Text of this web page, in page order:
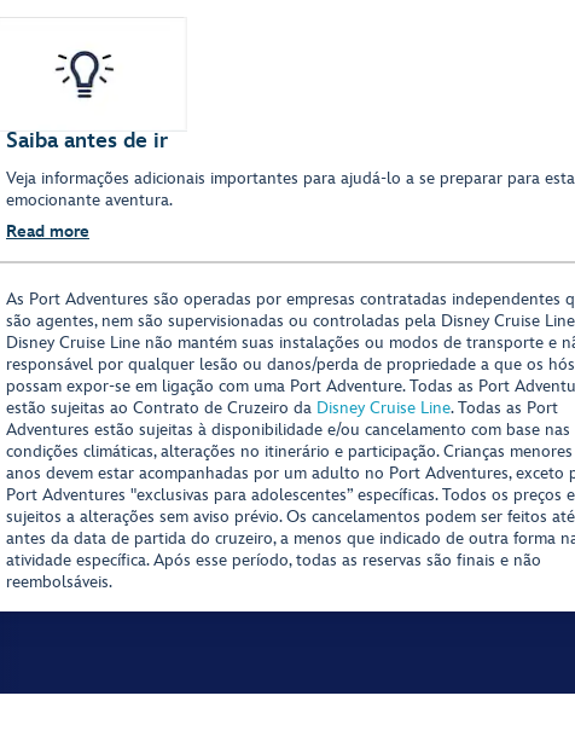
Saiba antes de ir
Veja informações adicionais importantes para ajudá-lo a se preparar para esta
emocionante aventura.
Read more
As Port Adventures são operadas por empresas contratadas independentes
são agentes, nem são supervisionadas ou controladas pela Disney Cruise
Disney Cruise Line não mantém suas instalações ou modos de transporte e
responsável por qualquer lesão ou danos/perda de propriedade a que os
possam expor-se em ligação com uma Port Adventure. Todas as Port
estão sujeitas ao Contrato de Cruzeiro da Disney Cruise Line. Todas as Port
Adventures estão sujeitas à disponibilidade e/ou cancelamento com base nas
condições climáticas, alterações no itinerário e participação. Crianças
anos devem estar acompanhadas por um adulto no Port Adventures, exceto
Port Adventures "exclusivas para adolescentes” específicas. Todos os preços
sujeitos a alterações sem aviso prévio. Os cancelamentos podem ser feitos
antes da data de partida do cruzeiro, a menos que indicado de outra forma
atividade específica. Após esse período, todas as reservas são finais e não
reembolsáveis.